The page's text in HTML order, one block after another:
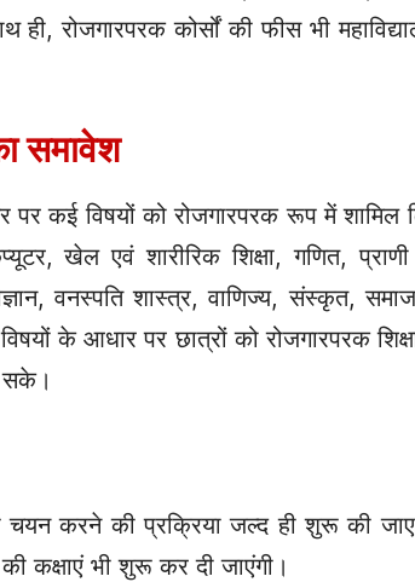
रोजगारपरक कोर्सों की फीस भी
समावेश
कई विषयों को रोजगारपरक रूप में शामिल
खेल एवं शारीरिक शिक्षा, गणित, प्राणी
वनस्पति शास्त्र, वाणिज्य, संस्कृत,
के आधार पर छात्रों को रोजगारपरक
सके।
चयन करने की प्रक्रिया जल्द ही शुरू की
कक्षाएं भी शुरू कर दी जाएंगी।